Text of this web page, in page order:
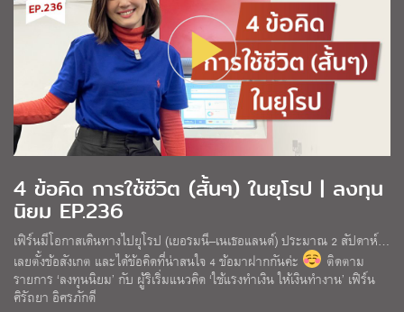
4 ข้อคิด การใช้ชีวิต (สั้นๆ) ในยุโรป | ลงทุน
นิยม EP.236
เฟิร์นมีโอกาสเดินทางไปยุโรป (เยอรมนี–เนเธอแลนด์) ประมาณ 2 สัปดาห์…
เลยตั้งข้อสังเกต และได้ข้อคิดที่น่าสนใจ 4 ข้อมาฝากกันค่ะ
ติดตาม
รายการ ‘ลงทุนนิยม’ กับ ผู้ริเริ่มแนวคิด ‘ใช้แรงทำเงิน ให้เงินทำงาน’ เฟิร์น
ศิรัถยา อิศรภักดี